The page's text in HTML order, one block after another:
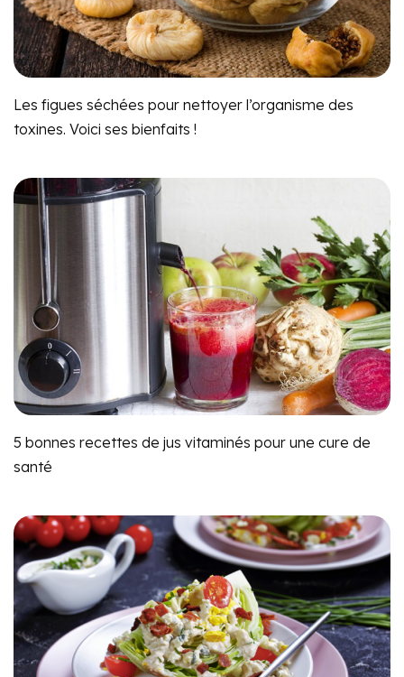
Les figues séchées pour nettoyer l’organisme des
toxines. Voici ses bienfaits !
5 bonnes recettes de jus vitaminés pour une cure de
santé